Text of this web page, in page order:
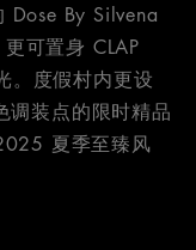
Dose By Silvena
可置身 CLAP
。度假村内更设
装点的限时精品
夏季至臻风